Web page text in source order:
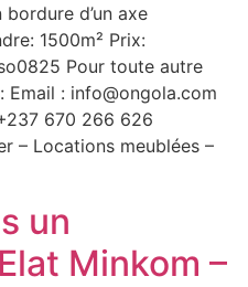
d’un axe
1500m² Prix:
Pour toute autre
: info@ongola.com
670 266 626
– Locations meublées –
un
Minkom –